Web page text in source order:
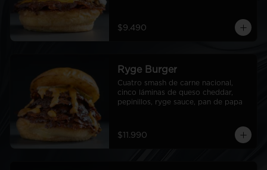
$9.490
Ryge Burger
Cuatro smash de carne nacional,
cinco láminas de queso cheddar,
pepinillos, ryge sauce, pan de papa
$11.990